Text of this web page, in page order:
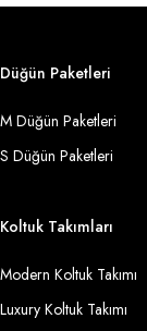
Düğün Paketleri
M Düğün Paketleri
S Düğün Paketleri
Koltuk Takımları
Modern Koltuk Takımı
Luxury Koltuk Takımı